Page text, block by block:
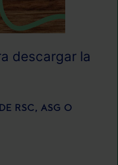
descargar la
RSC, ASG O